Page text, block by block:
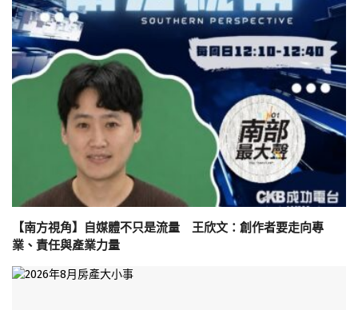
【南方視角】自媒體不只是流量 王欣文：創作者要走向專
業、責任與產業力量